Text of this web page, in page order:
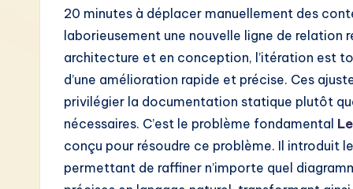
20 minutes à déplacer manuellement des
laborieusement une nouvelle ligne de relation
architecture et en conception, l’itération est
d’une amélioration rapide et précise. Ces
privilégier la documentation statique plutôt
nécessaires. C’est le problème fondamental
conçu pour résoudre ce problème. Il introduit
permettant de raffiner n’importe quel